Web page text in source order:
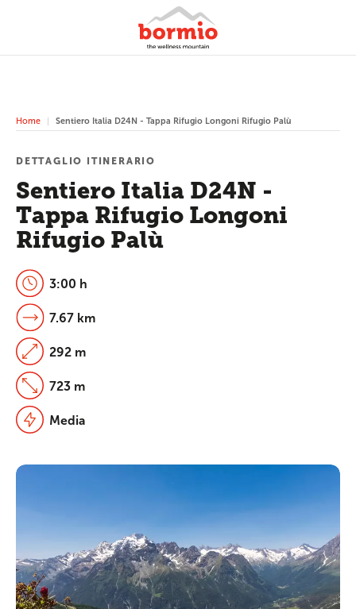
Home Sentiero Italia D24N - Tappa Rifugio Longoni Rifugio Palù
Sentiero Italia D24N -
Tappa Rifugio Longoni
Rifugio Palù
DETTAGLIO ITINERARIO
3:00 h
7.67 km
292 m
723 m
Media